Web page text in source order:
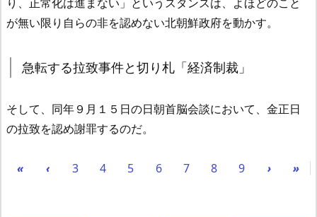
が無い限り自らの非を認めない北朝鮮政府を動かす。
急転する拉致事件と切り札「経済制裁」
そして、同年９月１５日の日朝首脳会談において、金正日
の拉致を認め謝罪するのだ。
« ‹ 3 4 5 6 7 8 9 › »